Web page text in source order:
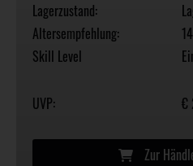
Lagerzustand:
Altersempfehlung:
Skill Level
UVP: €
Zur